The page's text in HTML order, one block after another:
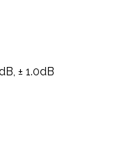
± 1.0dB